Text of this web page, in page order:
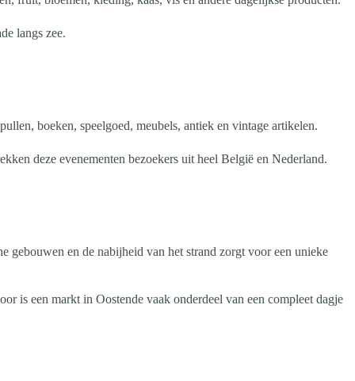
langs zee.
boeken, speelgoed, meubels, antiek en vintage artikelen.
deze evenementen bezoekers uit heel België en Nederland.
gebouwen en de nabijheid van het strand zorgt voor een unieke
is een markt in Oostende vaak onderdeel van een compleet dagje